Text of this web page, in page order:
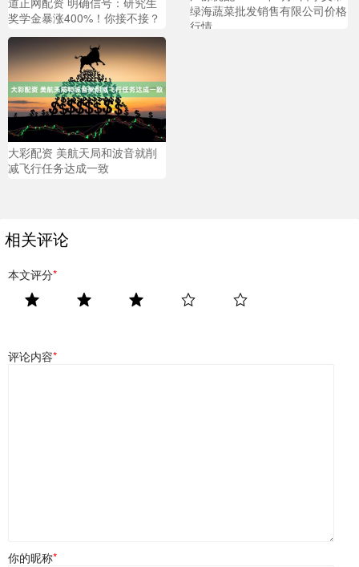
奖学金暴涨400%！你接不接？
绿海蔬菜批发销售有限公司价格
行情
大彩配资 美航天局和波音就削
减飞行任务达成一致
相关评论
本文评分*
评论内容*
你的昵称*